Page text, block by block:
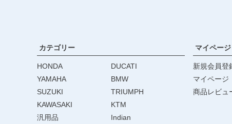
カテゴリー
HONDA
YAMAHA
SUZUKI
KAWASAKI
汎用品
DUCATI
BMW
TRIUMPH
KTM
Indian
マイページ
新規会員登
マイページ
商品レビュ